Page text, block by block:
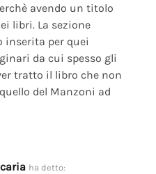
avendo un titolo
libri. La sezione
inserita per quei
da cui spesso gli
tratto il libro che non
del Manzoni ad
ha detto: